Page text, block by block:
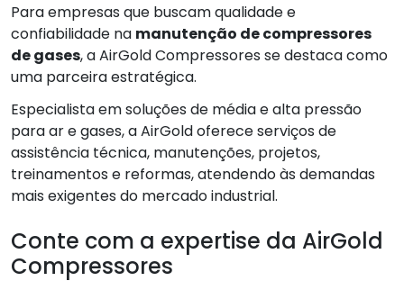
Para empresas que buscam qualidade e
confiabilidade na manutenção de compressores
de gases, a AirGold Compressores se destaca como
uma parceira estratégica.
Especialista em soluções de média e alta pressão
para ar e gases, a AirGold oferece serviços de
assistência técnica, manutenções, projetos,
treinamentos e reformas, atendendo às demandas
mais exigentes do mercado industrial.
Conte com a expertise da AirGold
Compressores